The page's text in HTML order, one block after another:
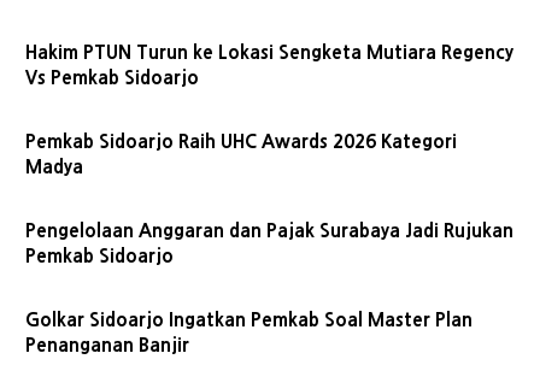
Hakim PTUN Turun ke Lokasi Sengketa Mutiara Regency
Vs Pemkab Sidoarjo
Pemkab Sidoarjo Raih UHC Awards 2026 Kategori
Madya
Pengelolaan Anggaran dan Pajak Surabaya Jadi Rujukan
Pemkab Sidoarjo
Golkar Sidoarjo Ingatkan Pemkab Soal Master Plan
Penanganan Banjir